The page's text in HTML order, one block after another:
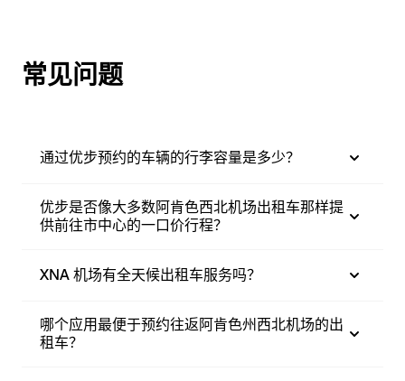
常见问题
通过优步预约的车辆的行李容量是多少？
优步是否像大多数阿肯色西北机场出租车那样提
供前往市中心的一口价行程？
XNA 机场有全天候出租车服务吗？
哪个应用最便于预约往返阿肯色州西北机场的出
租车？